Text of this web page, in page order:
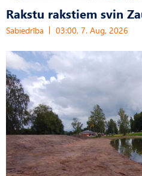
Rakstu rakstiem svin
Sabiedrība 03:00, 7. Aug, 2026